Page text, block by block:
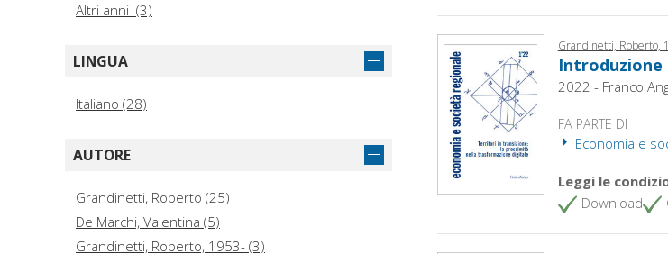
Altri anni (3)
LINGUA
Italiano (28)
AUTORE
Grandinetti, Roberto (25)
De Marchi, Valentina (5)
Grandinetti, Roberto, 1953- (3)
Grandinetti, Roberto,
Introduzione
2022 - Franco
FA PARTE DI
Economia e
Leggi le
Download